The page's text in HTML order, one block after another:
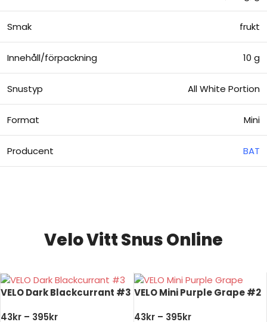
Smak frukt
Innehåll/förpackning 10 g
Snustyp All White Portion
Format Mini
Producent BAT
Velo Vitt Snus Online
VELO Dark Blackcurrant #3
43kr – 395kr
VELO Mini Purple Grape #2
43kr – 395kr